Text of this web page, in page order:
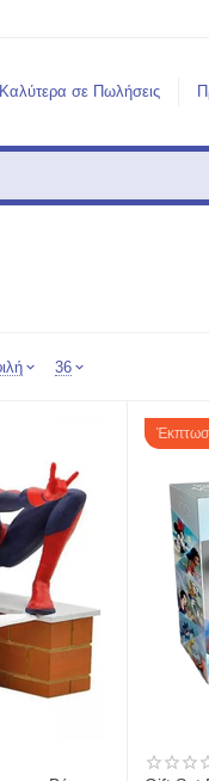
Καλύτερα σε Πωλήσεις
36